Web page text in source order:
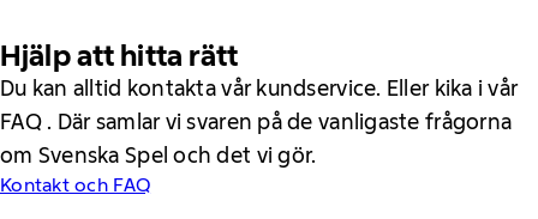
Hjälp att hitta rätt
Du kan alltid kontakta vår kundservice. Eller kika i vår
FAQ . Där samlar vi svaren på de vanligaste frågorna
om Svenska Spel och det vi gör.
Kontakt och FAQ